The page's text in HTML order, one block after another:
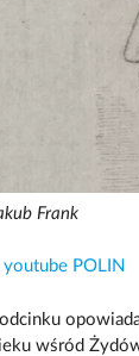
Frank
youtube POLIN
wśród